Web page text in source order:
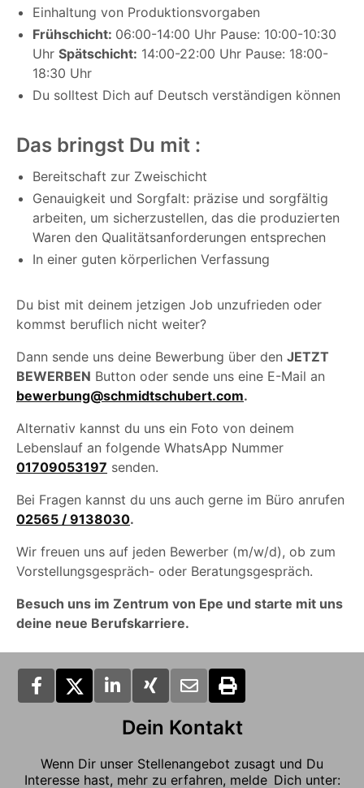
Einhaltung von Produktionsvorgaben
Frühschicht: 06:00-14:00 Uhr Pause: 10:00-10:30
Uhr Spätschicht: 14:00-22:00 Uhr Pause: 18:00-
18:30 Uhr
Du solltest Dich auf Deutsch verständigen können
Das bringst Du mit :
Bereitschaft zur Zweischicht
Genauigkeit und Sorgfalt: präzise und sorgfältig
arbeiten, um sicherzustellen, das die produzierten
Waren den Qualitätsanforderungen entsprechen
In einer guten körperlichen Verfassung
Du bist mit deinem jetzigen Job unzufrieden oder
kommst beruflich nicht weiter?
Dann sende uns deine Bewerbung über den JETZT
BEWERBEN Button oder sende uns eine E-Mail an
bewerbung@schmidtschubert.com.
Alternativ kannst du uns ein Foto von deinem
Lebenslauf an folgende WhatsApp Nummer
01709053197 senden.
Bei Fragen kannst du uns auch gerne im Büro anrufen
02565 / 9138030.
Wir freuen uns auf jeden Bewerber (m/w/d), ob zum
Vorstellungsgespräch- oder Beratungsgespräch.
Besuch uns im Zentrum von Epe und starte mit uns
deine neue Berufskarriere.
Dein Kontakt
Wenn Dir unser Stellenangebot zusagt und Du
Interesse hast, mehr zu erfahren, melde Dich unter: